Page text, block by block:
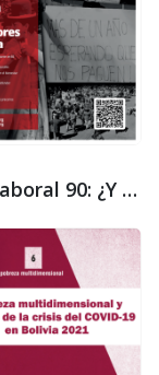
Alerta Laboral 90: ¿Y nuestros derechos? Situación de los trabajadores en Bolivia